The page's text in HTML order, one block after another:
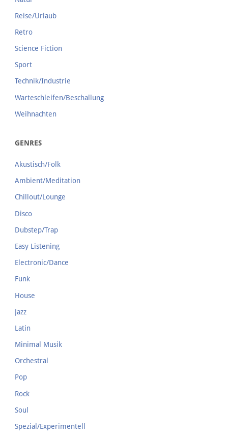
Reise/Urlaub
Retro
Science Fiction
Sport
Technik/Industrie
Warteschleifen/Beschallung
Weihnachten
GENRES
Akustisch/Folk
Ambient/Meditation
Chillout/Lounge
Disco
Dubstep/Trap
Easy Listening
Electronic/Dance
Funk
House
Jazz
Latin
Minimal Musik
Orchestral
Pop
Rock
Soul
Spezial/Experimentell